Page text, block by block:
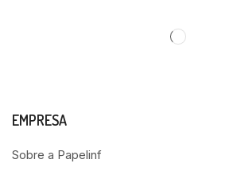
EMPRESA
Sobre a Papelinf